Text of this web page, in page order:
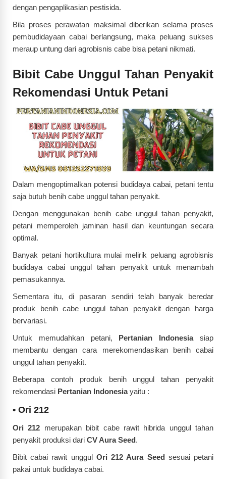
dengan pengaplikasian pestisida.
Bila proses perawatan maksimal diberikan selama proses
pembudidayaan cabai berlangsung, maka peluang sukses
meraup untung dari agrobisnis cabe bisa petani nikmati.
Bibit Cabe Unggul Tahan Penyakit
Rekomendasi Untuk Petani
Dalam mengoptimalkan potensi budidaya cabai, petani tentu
saja butuh benih cabe unggul tahan penyakit.
Dengan menggunakan benih cabe unggul tahan penyakit,
petani memperoleh jaminan hasil dan keuntungan secara
optimal.
Banyak petani hortikultura mulai melirik peluang agrobisnis
budidaya cabai unggul tahan penyakit untuk menambah
pemasukannya.
Sementara itu, di pasaran sendiri telah banyak beredar
produk benih cabe unggul tahan penyakit dengan harga
bervariasi.
Untuk memudahkan petani, Pertanian Indonesiasiap
membantu dengan cara merekomendasikan benih cabai
unggul tahan penyakit.
Beberapa contoh produk benih unggul tahan penyakit
rekomendasi Pertanian Indonesiayaitu :
• Ori 212
Ori 212 merupakan bibit cabe rawit hibrida unggul tahan
penyakit produksi dari CV Aura Seed.
Bibit cabai rawit unggul Ori 212 Aura Seedsesuai petani
pakai untuk budidaya cabai.